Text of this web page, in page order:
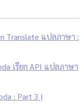
Translate แปลภาษา :
เรียก API แปลภาษา
: Part 3 |